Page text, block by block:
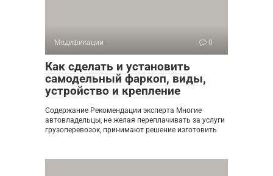
Модификации 0
Как сделать и установить
самодельный фаркоп, виды,
устройство и крепление
Содержание Рекомендации эксперта Многие
автовладельцы, не желая переплачивать за услуги
грузоперевозок, принимают решение изготовить